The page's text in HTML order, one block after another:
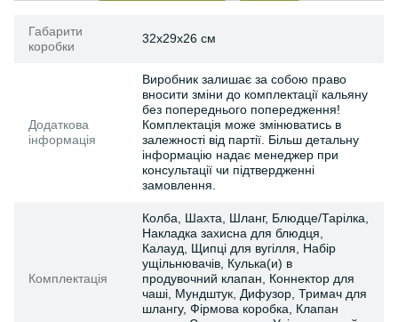
Габарити
коробки
32x29x26 см
Додаткова
інформація
Виробник залишає за собою право
вносити зміни до комплектації кальяну
без попереднього попередження!
Комплектація може змінюватись в
залежності від партії. Більш детальну
інформацію надає менеджер при
консультації чи підтвердженні
замовлення.
Комплектація
Колба, Шахта, Шланг, Блюдце/Тарілка,
Накладка захисна для блюдця,
Калауд, Щипці для вугілля, Набір
ущільнювачів, Кулька(и) в
продувочний клапан, Коннектор для
чаші, Мундштук, Дифузор, Тримач для
шлангу, Фірмова коробка, Клапан